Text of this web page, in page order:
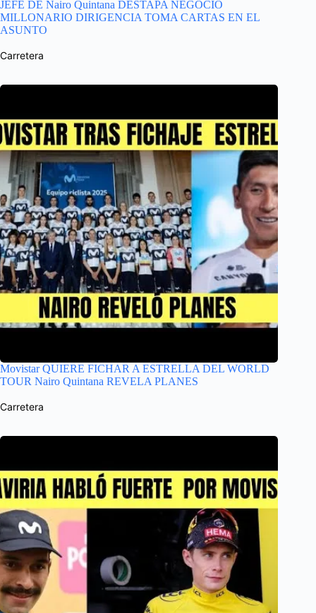
JEFE DE Nairo Quintana DESTAPA NEGOCIO
MILLONARIO DIRIGENCIA TOMA CARTAS EN EL
ASUNTO
Carretera
Movistar QUIERE FICHAR A ESTRELLA DEL WORLD
TOUR Nairo Quintana REVELA PLANES
Carretera